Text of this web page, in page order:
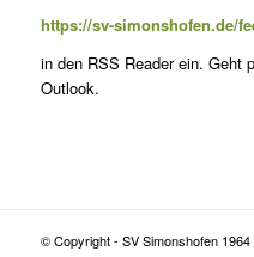
https://sv-simonshofen.de/
in den RSS Read­er ein. Geht
Outlook.
© Copyright - SV Simonshofen 1964